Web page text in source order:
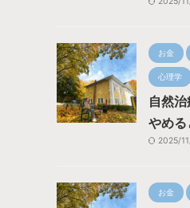
お金
心理学
自然
やめる
2025/
お金